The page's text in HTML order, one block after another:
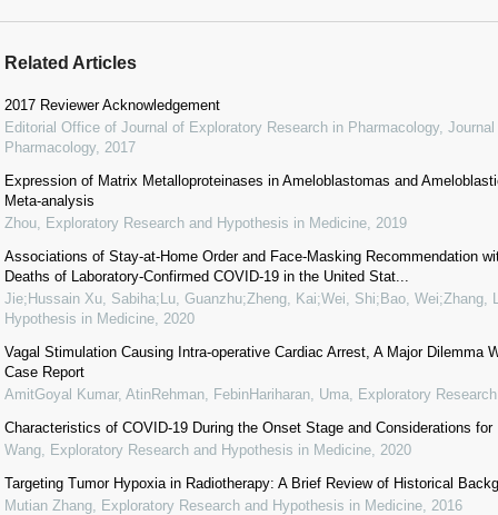
Related Articles
2017 Reviewer Acknowledgement
Editorial Office of Journal of Exploratory Research in Pharmacology,
Pharmacology, 2017
Expression of Matrix Metalloproteinases in Ameloblastomas and
Meta-analysis
Zhou Exploratory Research and Hypothesis in Medicine 2019
Associations of Stay-at-Home Order and Face-Masking Recommendation
Deaths of Laboratory-Confirmed COVID-19 in the United Stat...
Jie;Hussain Xu, Sabiha;Lu, Guanzhu;Zheng, Kai;Wei, Shi;Bao, Wei;Zhang,
Hypothesis in Medicine 2020
Vagal Stimulation Causing Intra-operative Cardiac Arrest, A Major Dilemma
Case Report
AmitGoyal Kumar, AtinRehman, FebinHariharan, Uma
Exploratory
Characteristics of COVID-19 During the Onset Stage and Considerations for
Wang Exploratory Research and Hypothesis in Medicine 2020
Targeting Tumor Hypoxia in Radiotherapy: A Brief Review of Historical
Mutian Zhang Exploratory Research and Hypothesis in Medicine 2016